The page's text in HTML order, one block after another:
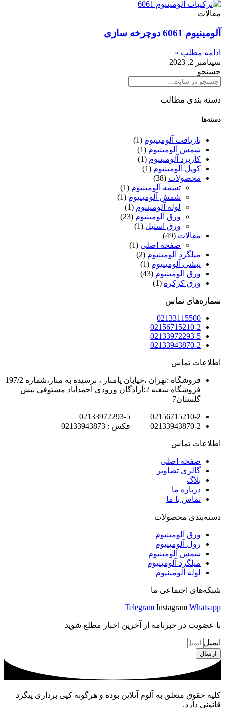
مقالات
آلومینیوم 6061 دوچرخه سازی
ادامه مطلب »
سپتامبر 2, 2023
جستجو
دسته بندی مطالب
دسته‌ها
بازیافت آلومینیوم (1)
شمش آلومینیوم (1)
کاربرد آلومینیوم (1)
کویل آلومینیوم (1)
محصولات (38)
تسمه آلومینیوم (1)
شمش آلومینیوم (1)
لوله آلومینیوم (1)
ورق آلومینیوم (23)
ورق استیل (1)
مقالات (49)
صفحه اصلی (1)
میلگرد آلومینیوم (2)
نبشی آلومینیوم (1)
ورق الومینیوم (43)
ورق کرکره (1)
شماره‌های تماس
02133115500
02156715210-2
02133972293-5
02133943870-2
اطلاعات تماس
فروشگاه :تهران ،خیابان پامنار ، نرسیده به منار،شماره 197/2
فروشگاه شعبه 2:آزادگان ورودی احمدآباد مستوفی نبش
گلستان7
02156715210-2 02133972293-5
02133943870-2 فکس : 02133943873
اطلاعات تماس
صفحه اصلی
گالری تصاویر
بلاگ
درباره ما
تماس با ما
دسته‌بندی محصولات
ورق آلومینیوم
رول آلومینیوم
شمش آلومینیوم
میلگرد آلومینیوم
لوله آلومینیوم
شبکه‌های اجتماعی ما
Telegram Instagram Whatsapp
با عضویت در خبرنامه از آخرین اخبار مطلع شوید
ایمیل
ارسال
کلیه حقوق متعلق به آلوم آنلاین بوده و هرگونه کپی برداری پیگرد
قانونی دارد.